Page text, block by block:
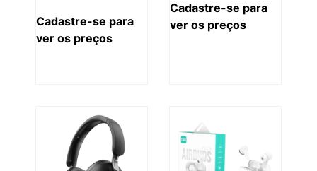
Cadastre-se para
ver os preços
Cadastre-se para
ver os preços